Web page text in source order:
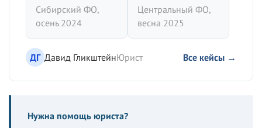
Сибирский ФО,
осень 2024
Центральный ФО,
весна 2025
ДГ Давид ГликштейнЮрист Все кейсы →
Нужна помощь юриста?